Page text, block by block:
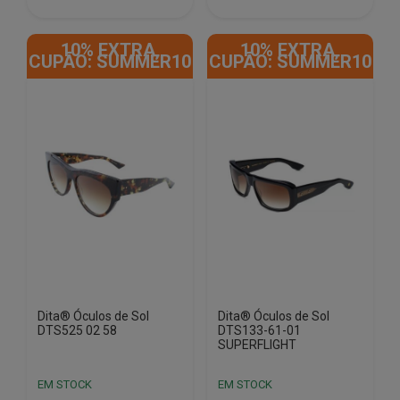
10% EXTRA,
CUPÃO: SUMMER10
Dita® Óculos de Sol
DTS525 02 58
EM STOCK
10% EXTRA,
CUPÃO: SUMMER10
Dita® Óculos de Sol
DTS133-61-01
SUPERFLIGHT
EM STOCK